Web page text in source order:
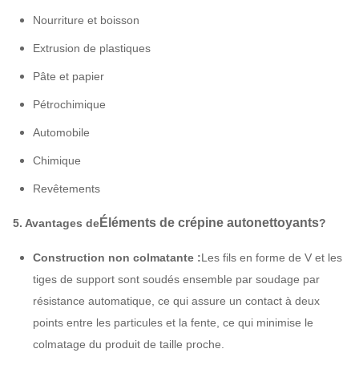
Nourriture et boisson
Extrusion de plastiques
Pâte et papier
Pétrochimique
Automobile
Chimique
Revêtements
5. Avantages deÉléments de crépine autonettoyants?
Construction non colmatante :Les fils en forme de V et les
tiges de support sont soudés ensemble par soudage par
résistance automatique, ce qui assure un contact à deux
points entre les particules et la fente, ce qui minimise le
colmatage du produit de taille proche.